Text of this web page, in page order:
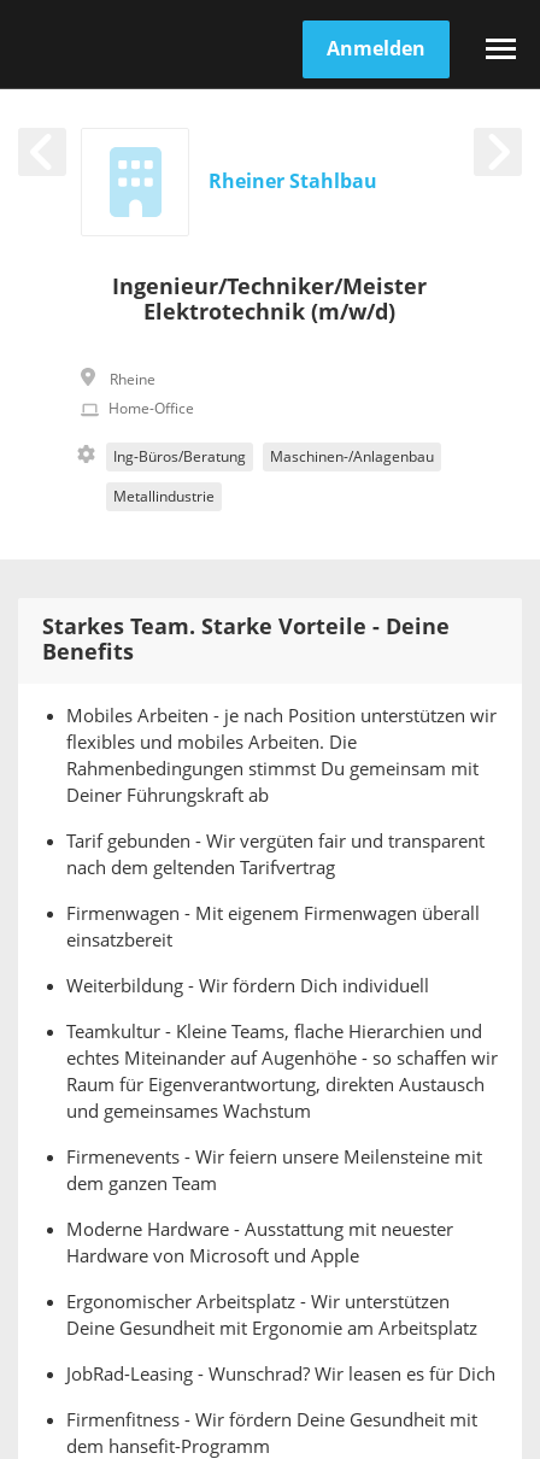
Anmelden
Rheiner Stahlbau
Ingenieur/Techniker/Meister
Elektrotechnik (m/w/d)
Rheine
Home-Office
Ing-Büros/Beratung Maschinen-/Anlagenbau
Metallindustrie
Starkes Team. Starke Vorteile - Deine
Benefits
Mobiles Arbeiten - je nach Position unterstützen wir
flexibles und mobiles Arbeiten. Die
Rahmenbedingungen stimmst Du gemeinsam mit
Deiner Führungskraft ab
Tarif gebunden - Wir vergüten fair und transparent
nach dem geltenden Tarifvertrag
Firmenwagen - Mit eigenem Firmenwagen überall
einsatzbereit
Weiterbildung - Wir fördern Dich individuell
Teamkultur - Kleine Teams, flache Hierarchien und
echtes Miteinander auf Augenhöhe - so schaffen wir
Raum für Eigenverantwortung, direkten Austausch
und gemeinsames Wachstum
Firmenevents - Wir feiern unsere Meilensteine mit
dem ganzen Team
Moderne Hardware - Ausstattung mit neuester
Hardware von Microsoft und Apple
Ergonomischer Arbeitsplatz - Wir unterstützen
Deine Gesundheit mit Ergonomie am Arbeitsplatz
JobRad-Leasing - Wunschrad? Wir leasen es für Dich
Firmenfitness - Wir fördern Deine Gesundheit mit
dem hansefit-Programm